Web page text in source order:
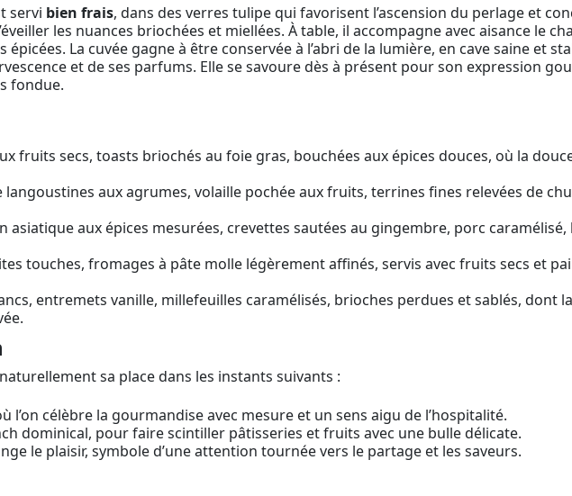
servi bien frais, dans des verres tulipe qui favorisent l’ascension du perlage et
les nuances briochées et miellées. À table, il accompagne avec aisance le
La cuvée gagne à être conservée à l’abri de la lumière, en cave saine et
et de ses parfums. Elle se savoure dès à présent pour son expression
fondue.
fruits secs, toasts briochés au foie gras, bouchées aux épices douces, où la
aux agrumes, volaille pochée aux fruits, terrines fines relevées de
asiatique aux épices mesurées, crevettes sautées au gingembre, porc
touches, fromages à pâte molle légèrement affinés, servis avec fruits secs et
entremets vanille, millefeuilles caramélisés, brioches perdues et sablés, dont
sa place dans les instants suivants :
l’on célèbre la gourmandise avec mesure et un sens aigu de l’hospitalité.
dominical, pour faire scintiller pâtisseries et fruits avec une bulle délicate.
le plaisir, symbole d’une attention tournée vers le partage et les saveurs.